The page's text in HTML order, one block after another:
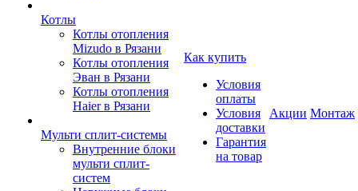
Котлы
Котлы отопления
Mizudo в Рязани
Котлы отопления
Эван в Рязани
Котлы отопления
Haier в Рязани
Мульти сплит-системы
Внутренние блоки
мульти сплит-
систем
Как купить
Условия
оплаты
Условия
доставки
Гарантия
на товар
Акции Монтаж